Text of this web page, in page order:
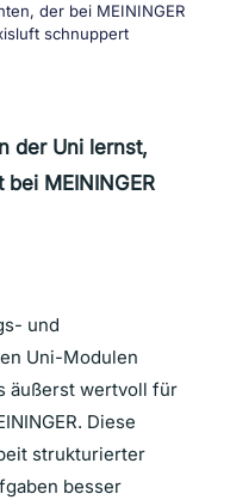
der bei MEININGER
schnuppert
der Uni lernst,
MEININGER
und
Uni-Modulen
äußerst wertvoll für
Diese
strukturierter
besser